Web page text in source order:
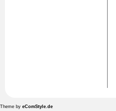
Theme by eComStyle.de